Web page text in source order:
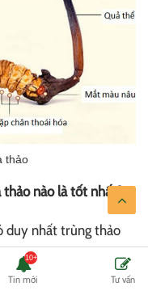
thảo
thảo nào là tốt nhất?
duy nhất trùng thảo
tụ được đầy đủ Tam
với gần hết các
Tin mới Tư vấn